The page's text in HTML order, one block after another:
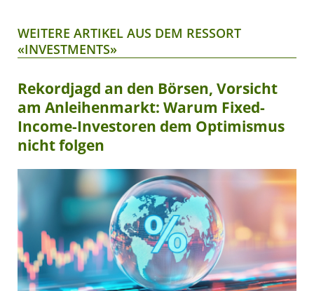
WEITERE ARTIKEL AUS DEM RESSORT
«INVESTMENTS»
Rekordjagd an den Börsen, Vorsicht
am Anleihenmarkt: Warum Fixed-
Income-Investoren dem Optimismus
nicht folgen